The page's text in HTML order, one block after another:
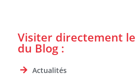
Visiter directement
du Blog :
Actualités